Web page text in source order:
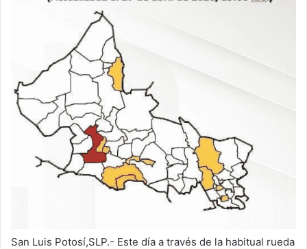
San Luis Potosí,SLP.- Este día a través de la habitual rueda